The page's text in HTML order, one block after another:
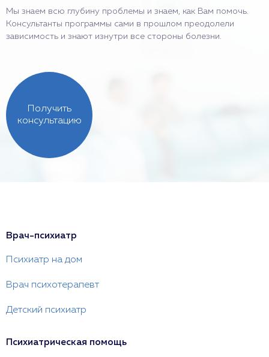
Мы знаем всю глубину проблемы и знаем, как Вам помочь.
Консультанты программы сами в прошлом преодолели
зависимость и знают изнутри все стороны болезни.
Получить
консультацию
Врач-психиатр
Психиатр на дом
Врач психотерапевт
Детский психиатр
Психиатрическая помощь